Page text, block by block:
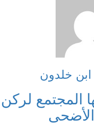
خلدون
المجتمع